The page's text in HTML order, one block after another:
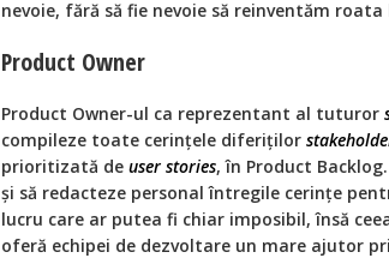
nevoie, fără să fie nevoie să reinventăm
Product Owner
Product Owner-ul ca reprezentant al tuturor
compileze toate cerințele diferiților
prioritizată de user stories, în Product
și să redacteze personal întregile cerințe
lucru care ar putea fi chiar imposibil, însă
oferă echipei de dezvoltare un mare ajutor